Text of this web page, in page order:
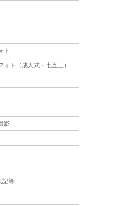
ト
ト（成人式・七五三）
影
記等